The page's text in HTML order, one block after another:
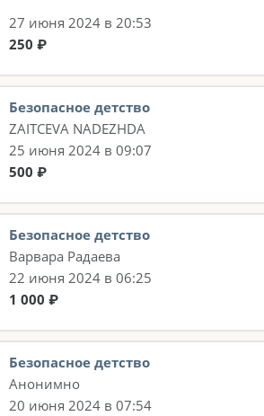
27 июня 2024 в 20:53
250 ₽
Безопасное детство
ZAITCEVA NADEZHDA
25 июня 2024 в 09:07
500 ₽
Безопасное детство
Варвара Радаева
22 июня 2024 в 06:25
1 000 ₽
Безопасное детство
Анонимно
20 июня 2024 в 07:54